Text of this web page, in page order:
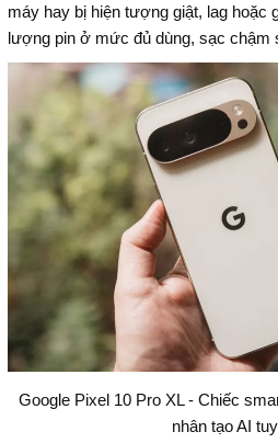
máy hay bị hiện tượng giật, lag hoặc
lượng pin ở mức đủ dùng, sạc chậm
Google Pixel 10 Pro XL - Chiếc
nhân tạo AI